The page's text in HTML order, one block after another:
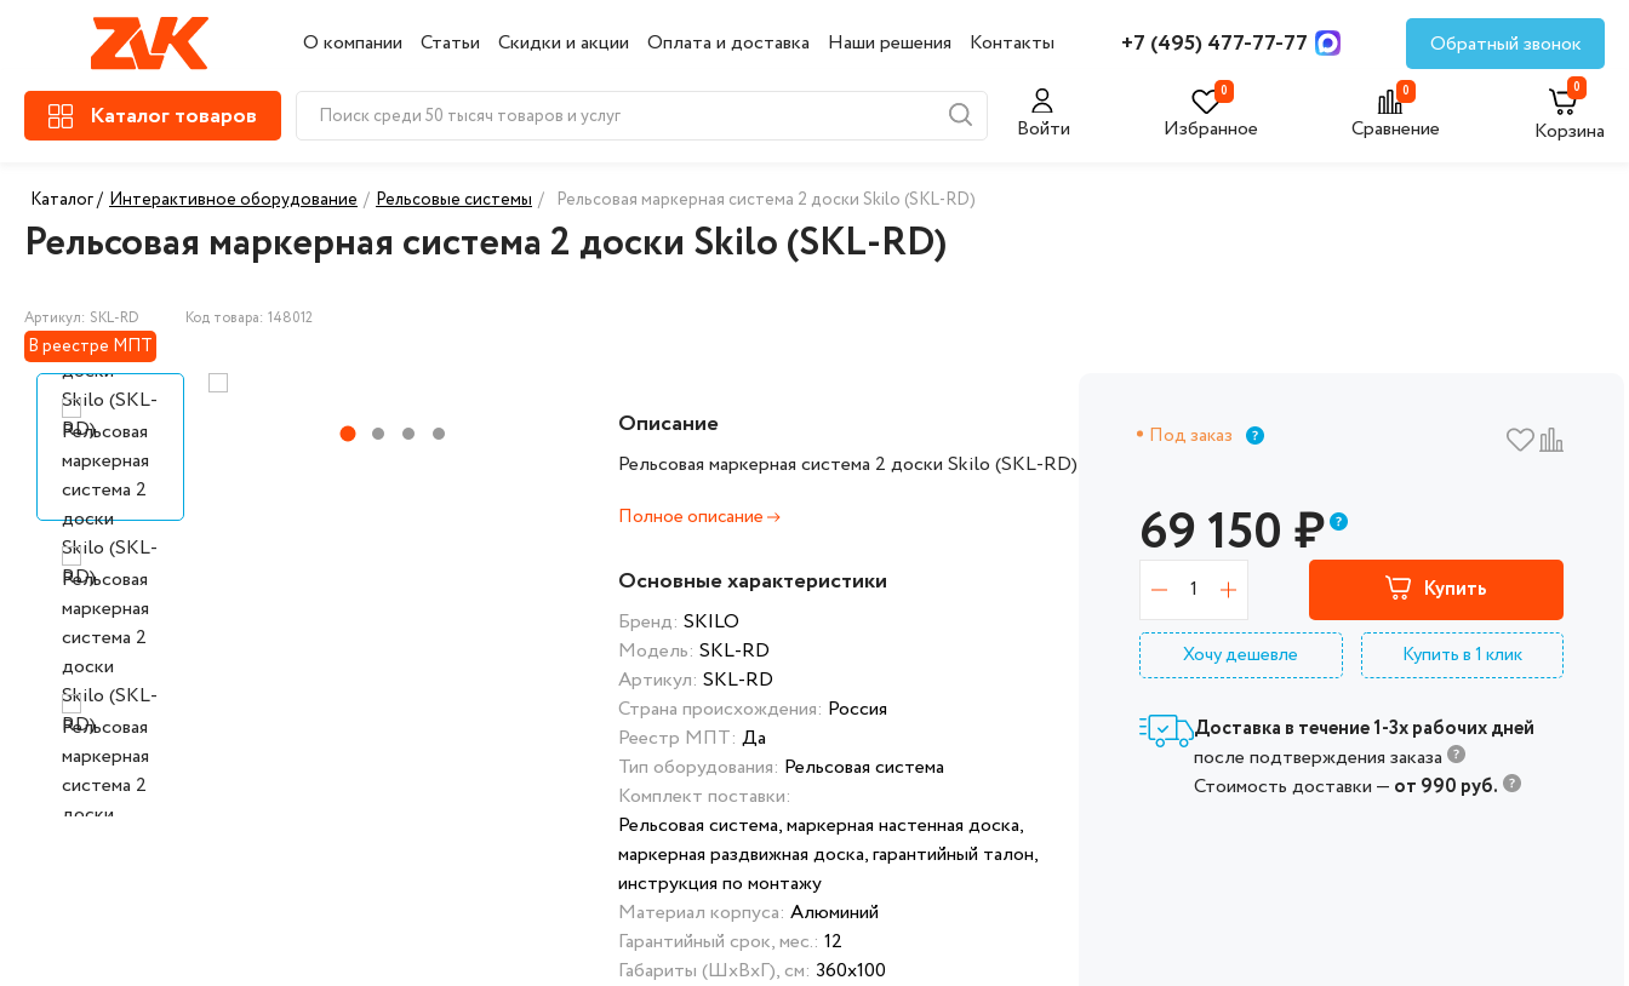
О компании Статьи Скидки и акции Оплата и доставка Наши решения Контакты +7 (495) 477-77-77 Обратный звонок
Каталог товаров Войти
0
Избранное
0
Сравнение
0
Корзина
Каталог / Интерактивное оборудование / Рельсовые системы / Рельсовая маркерная система 2 доски Skilo (SKL-RD)
Рельсовая маркерная система 2 доски Skilo (SKL-RD)
Артикул: SKL-RD Код товара: 148012
В реестре МПТ
Описание
Рельсовая маркерная система 2 доски Skilo (SKL-RD)
Полное описание
Основные характеристики
Бренд: SKILO
Модель: SKL-RD
Артикул: SKL-RD
Страна происхождения: Россия
Реестр МПТ: Да
Тип оборудования: Рельсовая система
Комплект поставки:
Рельсовая система, маркерная настенная доска,
маркерная раздвижная доска, гарантийный талон,
инструкция по монтажу
Материал корпуса: Алюминий
Гарантийный срок, мес.: 12
Габариты (ШxВxГ), см: 360x100
Под заказ
69 150₽
1 Купить
Хочу дешевле Купить в 1 клик
Доставка в течение 1-3х рабочих дней
после подтверждения заказа
Стоимость доставки — от 990 руб.